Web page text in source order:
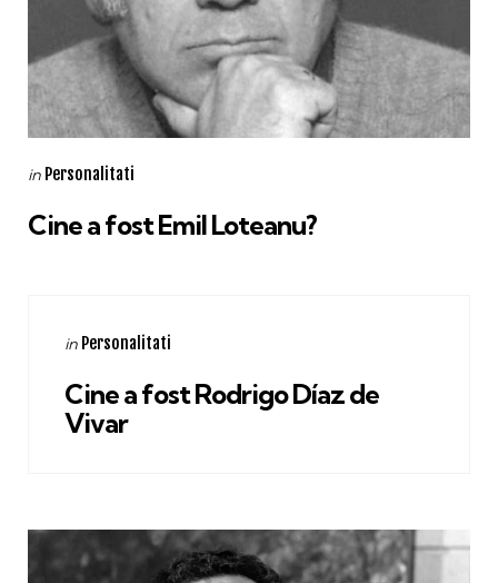
Categories
Posted
in Personalitati
Cine a fost Emil Loteanu?
Categories
Posted
in Personalitati
Cine a fost Rodrigo Díaz de
Vivar